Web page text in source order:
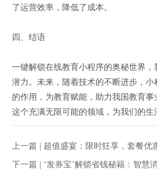
了运营效率，降低了成本。
四、结语
一键解锁在线教育小程序的奥秘世界
潜力。未来，随着技术的不断进步，
的作用，为教育赋能，助力我国教育事
这个充满无限可能的领域，为我们的生
上一篇 | 超值盛宴：限时狂享，套餐优
下一篇 | ‘发券宝’解锁省钱秘籍：智慧